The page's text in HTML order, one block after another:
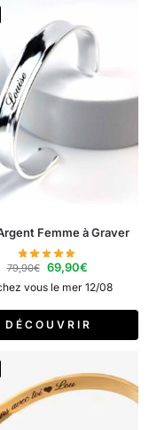
Femme à Graver
79,90€ 69,90€
vous le mer 12/08
D É C O U V R I R